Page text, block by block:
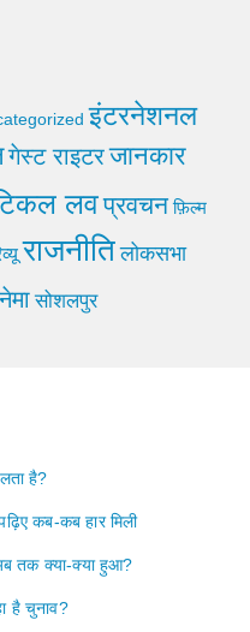
इंटरनेशनल
गेस्ट राइटरजानकार
लवप्रवचन फ़िल्म
राजनीति लोकसभा
सोशलपुर
है?
कब-कब हार मिली
तक क्या-क्या हुआ?
है चुनाव?